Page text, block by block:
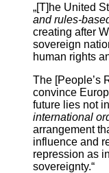
„[T]he United
and rules-
creating after
sovereign
human rights
The [People’s
convince
future lies not
international
arrangement
influence and
repression as
sovereignty.“